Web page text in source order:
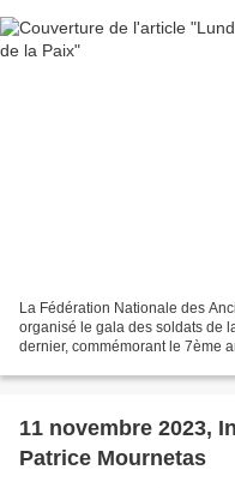
La Fédération Nationale des
organisé le gala des soldats de
dernier, commémorant le 7ème
11 novembre 2023,
Patrice Mournetas